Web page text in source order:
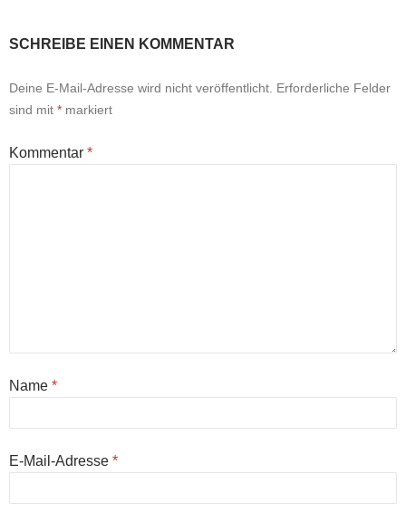
SCHREIBE EINEN KOMMENTAR
Deine E-Mail-Adresse wird nicht veröffentlicht. Erforderliche Felder
sind mit * markiert
Kommentar *
Name *
E-Mail-Adresse *